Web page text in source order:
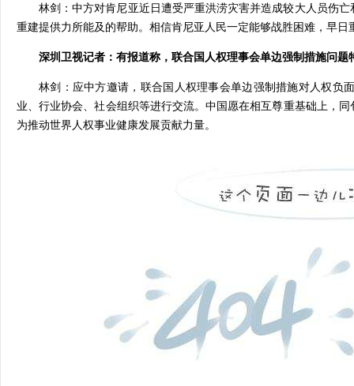
林剑：中方对肯尼亚近日遭受严重洪涝灾害并造成较大人员伤
重建提供力所能及的帮助。相信肯尼亚人民一定能够战胜困难，早
深圳卫视记者：有报道称，联合国人权理事会单边强制措施问
林剑：应中方邀请，联合国人权理事会单边强制措施对人权负
业、行业协会、社会组织等进行交流。中国愿在相互尊重基础上，
为推动世界人权事业健康发展贡献力量。